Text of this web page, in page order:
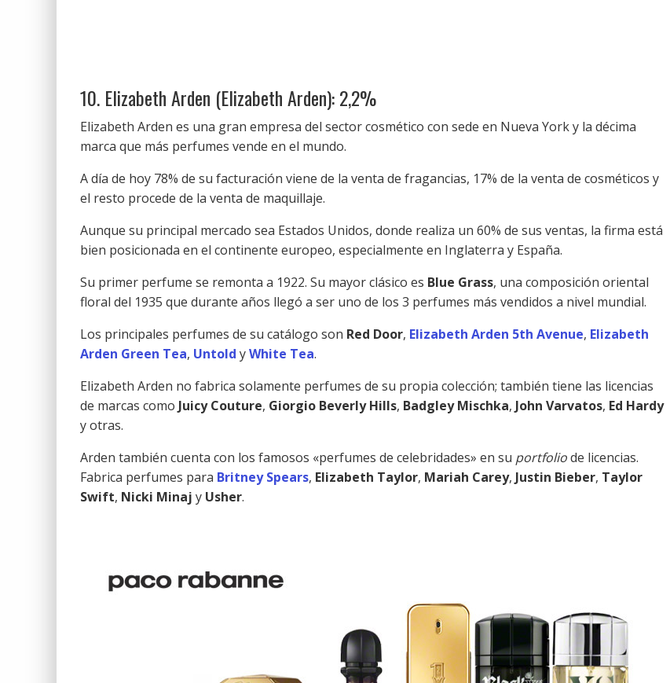
10. Elizabeth Arden (Elizabeth Arden): 2,2%
Elizabeth Arden es una gran empresa del sector cosmético con sede en Nueva York y la décima
marca que más perfumes vende en el mundo.
A día de hoy 78% de su facturación viene de la venta de fragancias, 17% de la venta de cosméticos y
el resto procede de la venta de maquillaje.
Aunque su principal mercado sea Estados Unidos, donde realiza un 60% de sus ventas, la firma está
bien posicionada en el continente europeo, especialmente en Inglaterra y España.
Su primer perfume se remonta a 1922. Su mayor clásico es Blue Grass, una composición oriental
floral del 1935 que durante años llegó a ser uno de los 3 perfumes más vendidos a nivel mundial.
Los principales perfumes de su catálogo son Red Door, Elizabeth Arden 5th Avenue, Elizabeth
Arden Green Tea, Untold yWhite Tea.
Elizabeth Arden no fabrica solamente perfumes de su propia colección; también tiene las licencias
de marcas como Juicy Couture, Giorgio Beverly Hills, Badgley Mischka, John Varvatos, Ed Hardy
y otras.
Arden también cuenta con los famosos «perfumes de celebridades» en su portfoliode licencias.
Fabrica perfumes para Britney Spears, Elizabeth Taylor, Mariah Carey, Justin Bieber, Taylor
Swift, Nicki Minaj y Usher.